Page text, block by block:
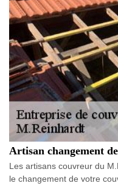
Artisan changement
Les artisans couvreur du
le changement de votre